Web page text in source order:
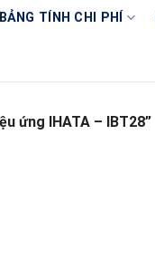
BẢNG TÍNH CHI PHÍ
ứng IHATA – IBT28”